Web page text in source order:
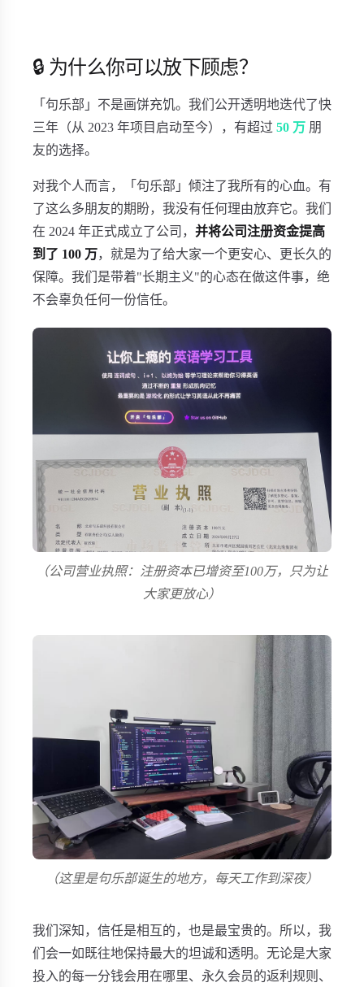
🔒 为什么你可以放下顾虑？
「句乐部」不是画饼充饥。我们公开透明地迭代了快
三年（从 2023 年项目启动至今），有超过 50 万 朋
友的选择。
对我个人而言，「句乐部」倾注了我所有的心血。有
了这么多朋友的期盼，我没有任何理由放弃它。我们
在 2024 年正式成立了公司， 并将公司注册资金提高
到了 100 万，就是为了给大家一个更安心、更长久的
保障。我们是带着"长期主义"的心态在做这件事，绝
不会辜负任何一份信任。
（公司营业执照：注册资本已增资至100万，只为让
大家更放心）
（这里是句乐部诞生的地方，每天工作到深夜）
我们深知，信任是相互的，也是最宝贵的。所以，我
们会一如既往地保持最大的坦诚和透明。无论是大家
投入的每一分钱会用在哪里、永久会员的返利规则、